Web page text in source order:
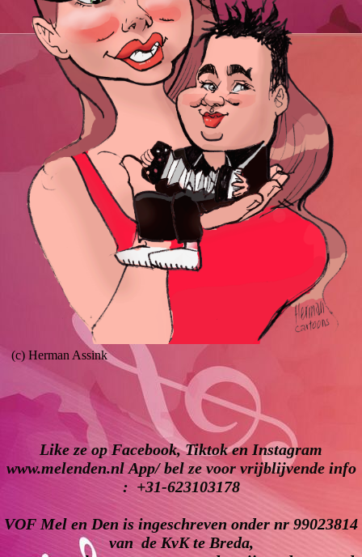
(c) Herman Assink
Like ze op Facebook, Tiktok en Instagram
www.melenden.nl App/ bel ze voor vrijblijvende info
: +31-623103178
VOF Mel en Den is ingeschreven onder nr 99023814
van de KvK te Breda,